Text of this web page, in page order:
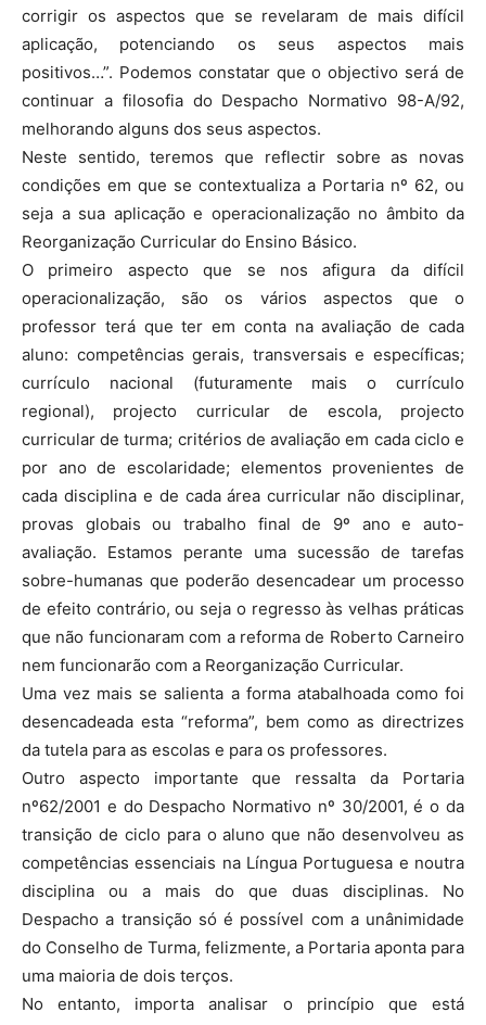
corrigir os aspectos que se revelaram de mais difícil
aplicação, potenciando os seus aspectos mais
positivos…”. Podemos constatar que o objectivo será de
continuar a filosofia do Despacho Normativo 98-A/92,
melhorando alguns dos seus aspectos.
Neste sentido, teremos que reflectir sobre as novas
condições em que se contextualiza a Portaria nº 62, ou
seja a sua aplicação e operacionalização no âmbito da
Reorganização Curricular do Ensino Básico.
O primeiro aspecto que se nos afigura da difícil
operacionalização, são os vários aspectos que o
professor terá que ter em conta na avaliação de cada
aluno: competências gerais, transversais e específicas;
currículo nacional (futuramente mais o currículo
regional), projecto curricular de escola, projecto
curricular de turma; critérios de avaliação em cada ciclo e
por ano de escolaridade; elementos provenientes de
cada disciplina e de cada área curricular não disciplinar,
provas globais ou trabalho final de 9º ano e auto-
avaliação. Estamos perante uma sucessão de tarefas
sobre-humanas que poderão desencadear um processo
de efeito contrário, ou seja o regresso às velhas práticas
que não funcionaram com a reforma de Roberto Carneiro
nem funcionarão com a Reorganização Curricular.
Uma vez mais se salienta a forma atabalhoada como foi
desencadeada esta “reforma”, bem como as directrizes
da tutela para as escolas e para os professores.
Outro aspecto importante que ressalta da Portaria
nº62/2001 e do Despacho Normativo nº 30/2001, é o da
transição de ciclo para o aluno que não desenvolveu as
competências essenciais na Língua Portuguesa e noutra
disciplina ou a mais do que duas disciplinas. No
Despacho a transição só é possível com a unânimidade
do Conselho de Turma, felizmente, a Portaria aponta para
uma maioria de dois terços.
No entanto, importa analisar o princípio que está